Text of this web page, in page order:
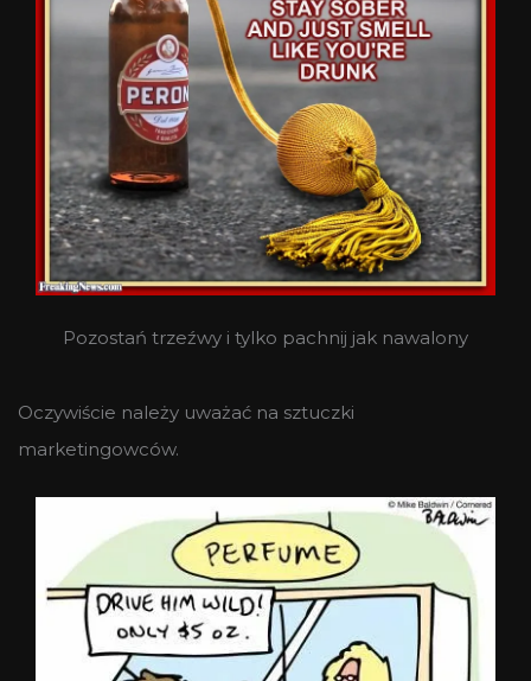
Pozostań trzeźwy i tylko pachnij jak nawalony
Oczywiście należy uważać na sztuczki
marketingowców.